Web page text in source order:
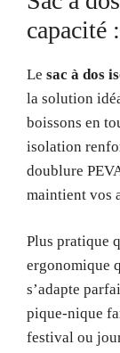
capacité
Le sac à dos
la solution
boissons en
isolation
doublure
maintient vos
Plus pratique
ergonomique
s’adapte
pique-nique
festival ou